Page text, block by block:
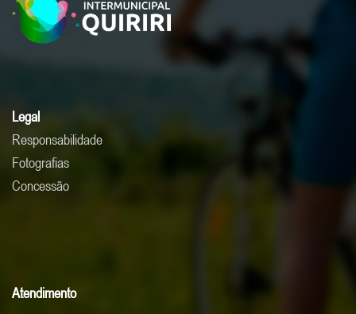
Legal
Responsabilidade
Fotografias
Concessão
Atendimento